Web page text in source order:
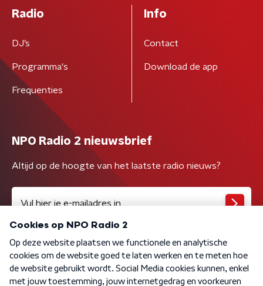
Radio
DJ’s
Programma's
Frequenties
Info
Contact
Download de app
NPO Radio 2 nieuwsbrief
Altijd op de hoogte van het laatste radio nieuws?
Algemene voorwaarden